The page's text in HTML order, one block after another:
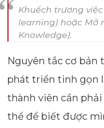
Khuếch trương
learning) hoặc Mở
Knowledge).
Nguyên tắc cơ bản
phát triển tinh gọn
thành viên cần
thể để biết được